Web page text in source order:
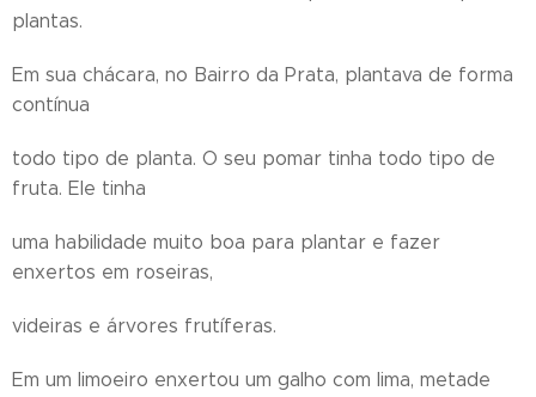
plantas.
Em sua chácara, no Bairro da Prata, plantava de forma
contínua
todo tipo de planta. O seu pomar tinha todo tipo de
fruta. Ele tinha
uma habilidade muito boa para plantar e fazer
enxertos em roseiras,
videiras e árvores frutíferas.
Em um limoeiro enxertou um galho com lima, metade